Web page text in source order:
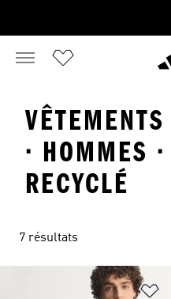
· HOMMES
RECYCLÉ
7 résultats